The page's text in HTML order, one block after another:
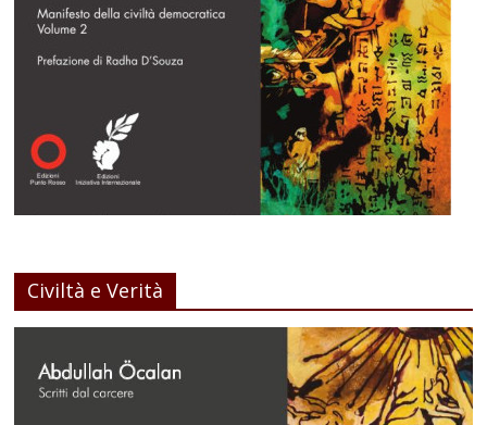
Civiltà e Verità